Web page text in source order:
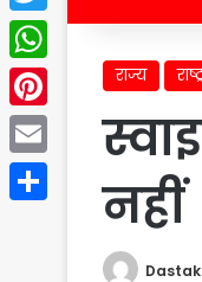
राज्य
नहीं
Twitter
WhatsApp
Pinterest
Email